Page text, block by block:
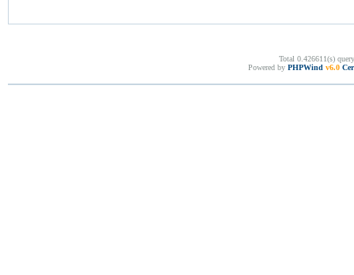
Total 0.426611(s)
Powered by PHPWind v6.0